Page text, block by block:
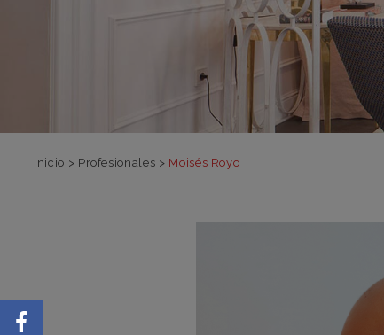
Inicio > Profesionales > Moisés Royo